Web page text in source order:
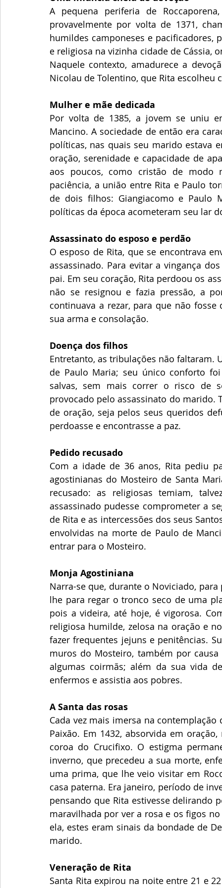
A pequena periferia de
provavelmente por volta de 1371,
humildes camponeses e pacificadores,
e religiosa na vizinha cidade de Cássia,
Naquele contexto, amadurece a
Nicolau de Tolentino, que Rita escolheu
Mulher e mãe dedicada
Por volta de 1385, a jovem se uniu
Mancino. A sociedade de então era
políticas, nas quais seu marido estava
oração, serenidade e capacidade de
aos poucos, como cristão de modo
paciência, a união entre Rita e Paulo
de dois filhos: Giangiacomo e Paulo
políticas da época acometeram seu lar
Assassinato do esposo e perdão
O esposo de Rita, que se encontrava
assassinado. Para evitar a vingança
pai. Em seu coração, Rita perdoou os
não se resignou e fazia pressão, a
continuava a rezar, para que não
sua arma e consolação.
Doença dos filhos
Entretanto, as tribulações não faltaram.
de Paulo Maria; seu único conforto
salvas, sem mais correr o risco de
provocado pelo assassinato do marido.
de oração, seja pelos seus queridos
perdoasse e encontrasse a paz.
Pedido recusado
Com a idade de 36 anos, Rita pediu
agostinianas do Mosteiro de Santa
recusado: as religiosas temiam,
assassinado pudesse comprometer a
de Rita e as intercessões dos seus
envolvidas na morte de Paulo de
entrar para o Mosteiro.
Monja Agostiniana
Narra-se que, durante o Noviciado,
lhe para regar o tronco seco de uma
pois a videira, até hoje, é vigorosa.
religiosa humilde, zelosa na oração e
fazer frequentes jejuns e penitências.
muros do Mosteiro, também por
algumas coirmãs; além da sua vida
enfermos e assistia aos pobres.
A Santa das rosas
Cada vez mais imersa na
Paixão. Em 1432, absorvida em
coroa do Crucifixo. O estigma
inverno, que precedeu a sua morte,
uma prima, que lhe veio visitar em
casa paterna. Era janeiro, período de
pensando que Rita estivesse delirando
maravilhada por ver a rosa e os figos
ela, estes eram sinais da bondade de
marido.
Veneração de Rita
Santa Rita expirou na noite entre 21 e